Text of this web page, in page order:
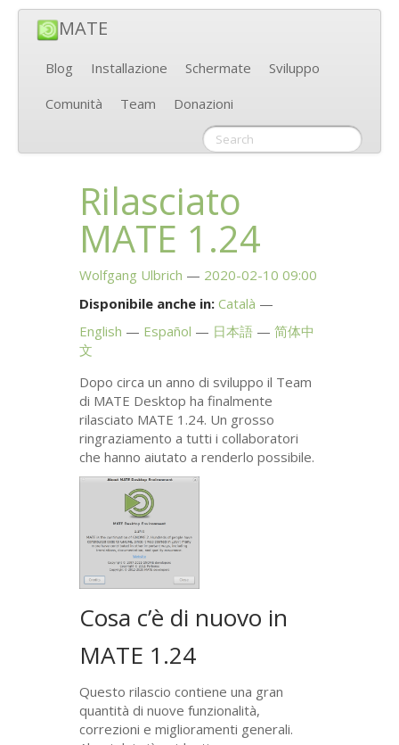
MATE
Blog Installazione Schermate
Sviluppo
Comunità
Team Donazioni
Rilasciato
MATE 1.24
Wolfgang Ulbrich
2020-02-10 09:00
Disponibile anche in: Català
English
Español 日本語
简体中
文
Dopo circa un anno di sviluppo il Team
di MATE Desktop ha finalmente
rilasciato MATE 1.24. Un grosso
ringraziamento a tutti i collaboratori
che hanno aiutato a renderlo possibile.
Cosa c’è di nuovo in
MATE 1.24
Questo rilascio contiene una gran
quantità di nuove funzionalità,
correzioni e miglioramenti generali.